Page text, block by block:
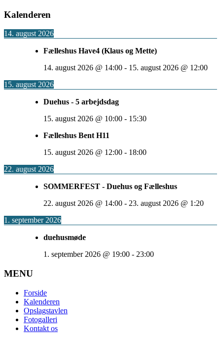
Kalenderen
14. august 2026
Fælleshus Have4 (Klaus og Mette)
14. august 2026 @ 14:00 - 15. august 2026 @ 12:00
15. august 2026
Duehus - 5 arbejdsdag
15. august 2026 @ 10:00 - 15:30
Fælleshus Bent H11
15. august 2026 @ 12:00 - 18:00
22. august 2026
SOMMERFEST - Duehus og Fælleshus
22. august 2026 @ 14:00 - 23. august 2026 @ 1:20
1. september 2026
duehusmøde
1. september 2026 @ 19:00 - 23:00
MENU
Forside
Kalenderen
Opslagstavlen
Fotogalleri
Kontakt os